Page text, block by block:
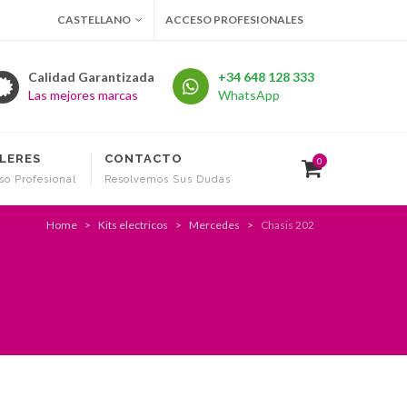
CASTELLANO ACCESO PROFESIONALES
Calidad Garantizada
Las mejores marcas
+34 648 128 333
WhatsApp
Profesional
CONTACTO
Resolvemos Sus Dudas
0
Home Kits electricos Mercedes Chasis 202